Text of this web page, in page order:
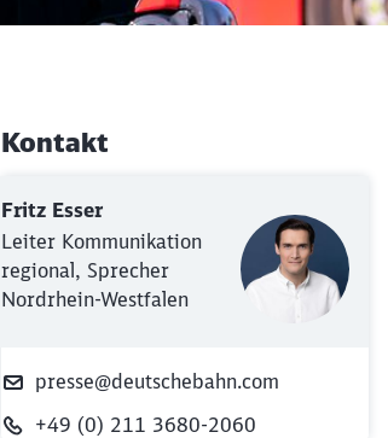
Weiterführende
Kontakt
Fritz Esser
Leiter Kommunikation
regional, Sprecher
Nordrhein-Westfalen
presse@deutschebahn.com
+49 (0) 211 3680-2060